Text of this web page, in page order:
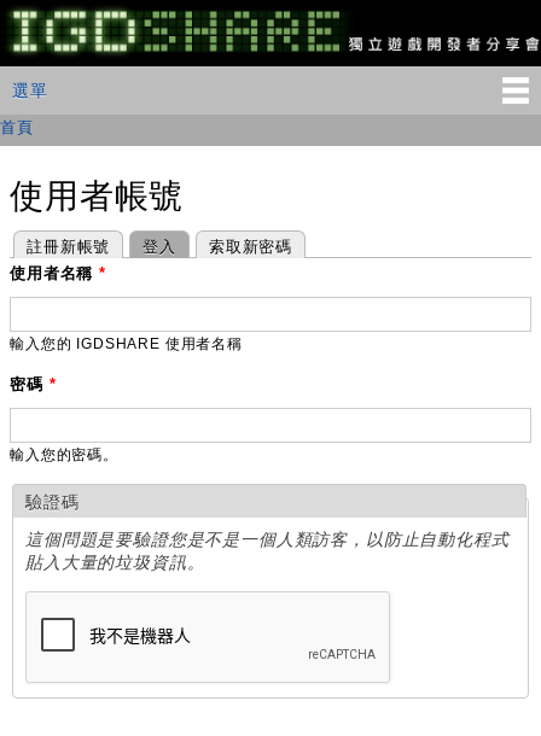
移
至
主
IGDSHARE
獨
遊
發
享
會
主選單
選單
您在這裡
首頁
使用者帳號
主要索引標籤
註冊新帳號 登入
(作用中頁籤) 索取新密碼
使用者名稱*
輸入您的 IGDSHARE 使用者名稱
密碼 *
輸入您的密碼。
驗證碼
這個問題是要驗證您是不是一個人類訪客，以防止自動化程式
貼入大量的垃圾資訊。